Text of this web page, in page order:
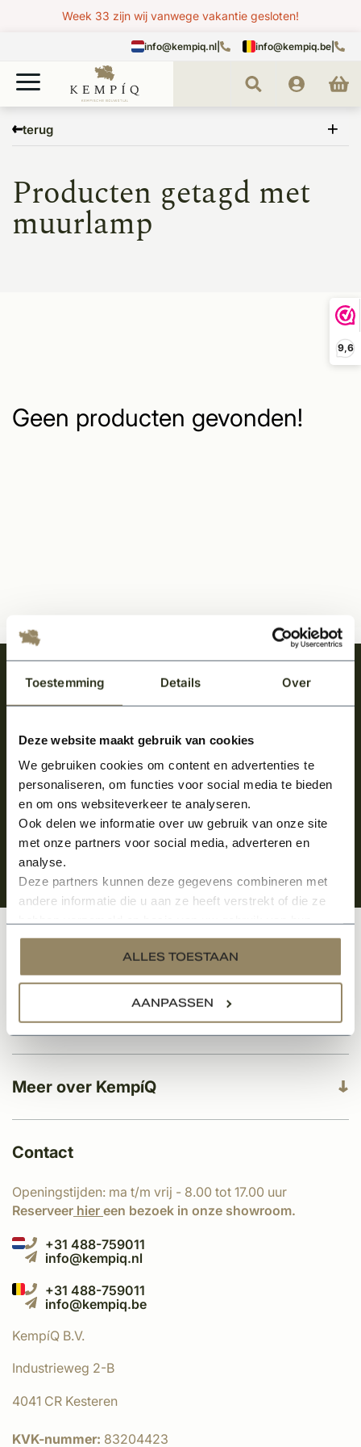
Toestemming Details Over
Deze website maakt gebruik van cookies
We gebruiken cookies om content en advertenties te
personaliseren, om functies voor social media te bieden
en om ons websiteverkeer te analyseren.
Ook delen we informatie over uw gebruik van onze site
met onze partners voor social media, adverteren en
analyse.
Deze partners kunnen deze gegevens combineren met
andere informatie die u aan ze heeft verstrekt of die ze
services.
ALLES TOESTAAN
AANPASSEN
9,6
Week 33 zijn wij vanwege vakantie gesloten!
info@kempiq.nl info@kempiq.be
terug
muurlamp
Producten getagd met
muurlamp
Geen producten gevonden!
Meld je aan en ontvang het laatste nieuws
over onze kempische bouwstijl!
Aanmelden voor de nieuwsbrief
Meer over KempíQ
Klantenservice
Categorieën
Contact
Openingstijden: ma t/m vrij - 8.00 tot 17.00 uur
Reserveer hier een bezoek in onze showroom.
+31 488-759011
info@kempiq.nl
+31 488-759011
info@kempiq.be
KempíQ B.V.
Industrieweg 2-B
4041 CR Kesteren
KVK-nummer: 83204423